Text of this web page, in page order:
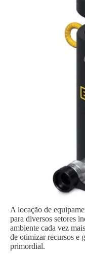
A locação de
para diversos setores
ambiente cada vez
de otimizar recursos e
primordial.